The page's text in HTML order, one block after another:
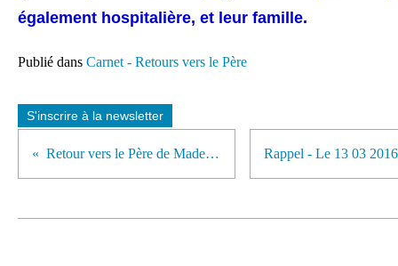
également hospitalière, et leur famille.
Publié dans Carnet - Retours vers le Père
S'inscrire à la newsletter
Retour vers le Père de Madeleine Baumard